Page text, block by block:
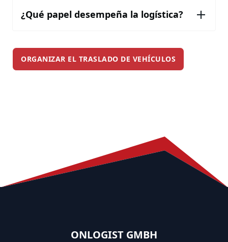
¿Qué papel desempeña la logística?
ORGANIZAR EL TRASLADO DE VEHÍCULOS
ONLOGIST GMBH